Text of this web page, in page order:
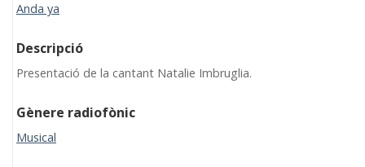
Anda ya
Descripció
Presentació de la cantant Natalie Imbruglia.
Gènere radiofònic
Musical